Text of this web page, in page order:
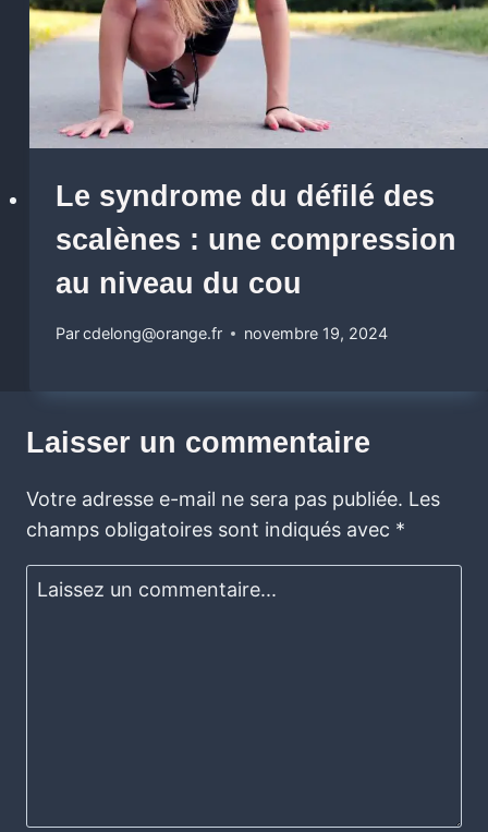
Le syndrome du défilé des
scalènes : une compression
au niveau du cou
Parcdelong@orange.fr novembre 19, 2024
Laisser un commentaire
Votre adresse e-mail ne sera pas publiée. Les
champs obligatoires sont indiqués avec *